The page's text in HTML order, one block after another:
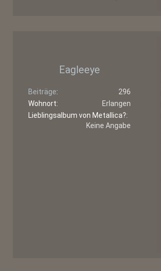
Eagleeye
Beiträge
296
Wohnort
Erlangen
Lieblingsalbum von Metallica?
Keine Angabe